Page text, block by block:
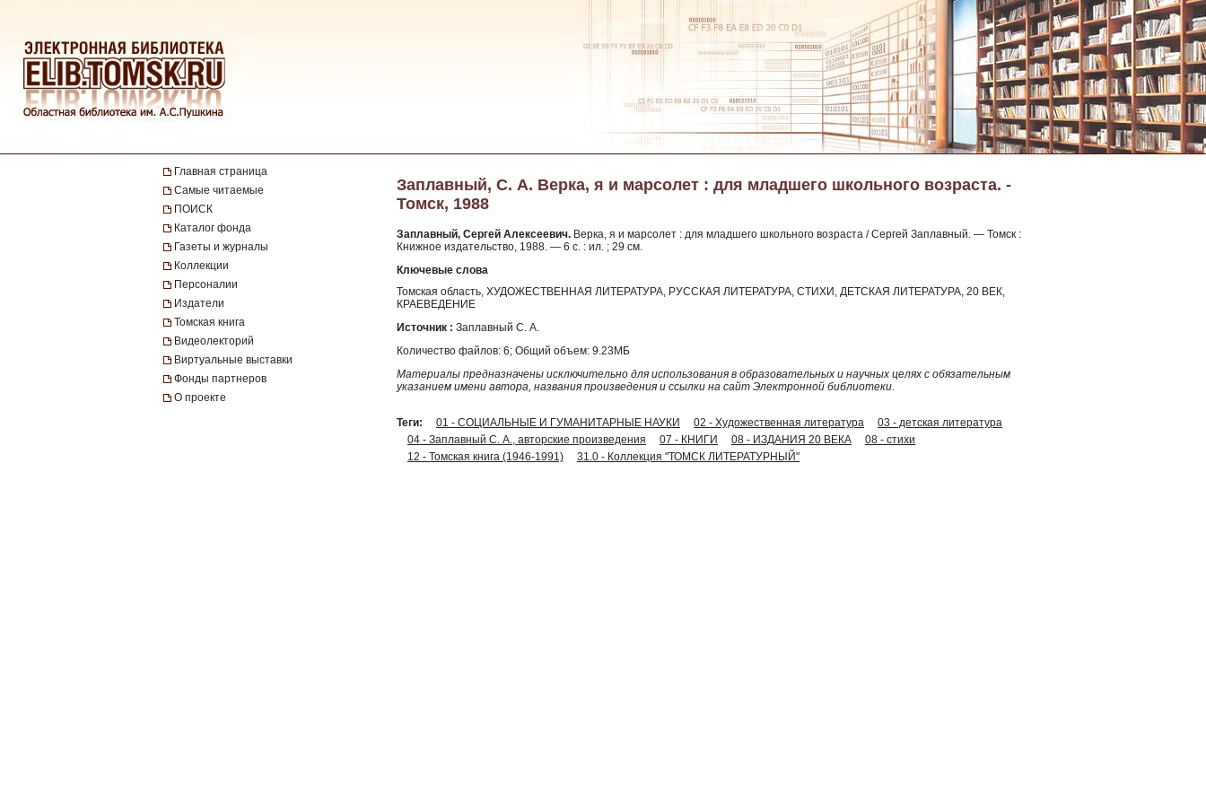
Главная страница
Самые читаемые
ПОИСК
Каталог фонда
Газеты и журналы
Коллекции
Персоналии
Издатели
Томская книга
Видеолекторий
Виртуальные выставки
Фонды партнеров
О проекте
Заплавный, С. А. Верка, я и марсолет : для младшего школьного возраста. -
Томск, 1988
Заплавный, Сергей Алексеевич. Верка, я и марсолет : для младшего школьного возраста / Сергей Заплавный. — Томск :
Книжное издательство, 1988. — 6 с. : ил. ; 29 см.
Ключевые слова
Томская область, ХУДОЖЕСТВЕННАЯ ЛИТЕРАТУРА, РУССКАЯ ЛИТЕРАТУРА, СТИХИ, ДЕТСКАЯ ЛИТЕРАТУРА, 20 ВЕК,
КРАЕВЕДЕНИЕ
Источник : Заплавный С. А.
Количество файлов: 6; Общий объем: 9.23МБ
Материалы предназначены исключительно для использования в образовательных и научных целях с обязательным
указанием имени автора, названия произведения и ссылки на сайт Электронной библиотеки.
Теги: 01 - СОЦИАЛЬНЫЕ И ГУМАНИТАРНЫЕ НАУКИ 02 - Художественная литература
03 - детская литература
04 - Заплавный С. А., авторские произведения
07 - КНИГИ 08 - ИЗДАНИЯ 20 ВЕКА
08 - стихи
12 - Томская книга (1946-1991)
31.0 - Коллекция "ТОМСК ЛИТЕРАТУРНЫЙ"